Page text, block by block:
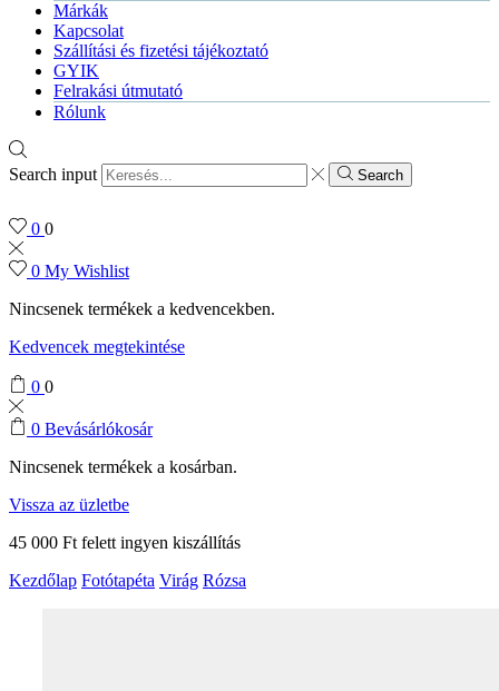
Márkák
Kapcsolat
Szállítási és fizetési tájékoztató
GYIK
Felrakási útmutató
Rólunk
Search input Search
0 0
0 My Wishlist
Nincsenek termékek a kedvencekben.
Kedvencek megtekintése
0 0
0 Bevásárlókosár
Nincsenek termékek a kosárban.
Vissza az üzletbe
45 000 Ft felett ingyen kiszállítás
Kezdőlap Fotótapéta Virág Rózsa